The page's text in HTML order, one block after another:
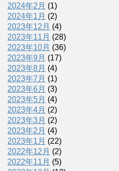
2024年2月 (1)
2024年1月 (2)
2023年12月 (4)
2023年11月 (28)
2023年10月 (36)
2023年9月 (17)
2023年8月 (4)
2023年7月 (1)
2023年6月 (3)
2023年5月 (4)
2023年4月 (2)
2023年3月 (2)
2023年2月 (4)
2023年1月 (22)
2022年12月 (2)
2022年11月 (5)